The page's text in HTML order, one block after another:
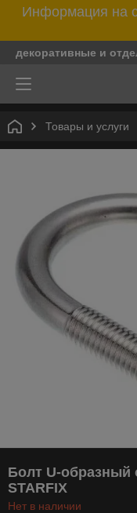
Информация на
декоративные и
Товары и услуги
Болт U-образный
STARFIX
Нет в наличии